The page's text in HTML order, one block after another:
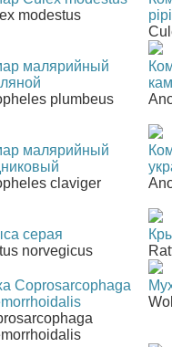
modestus
малярийный
plumbeus
малярийный
claviger
серая
norvegicus
Coprosarcophaga